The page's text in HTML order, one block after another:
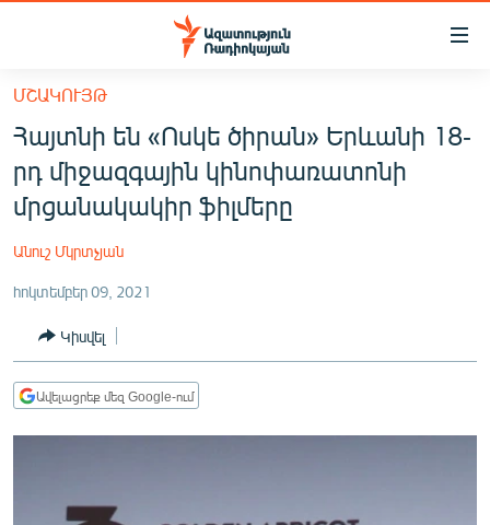
Մատչելիության
հիմնական
բովանդակությանը
հիմնական
մենյուին
ՀԱՅԱՍՏԱՆ
ՔԱՂԱՔԱԿԱՆ
ՏՆՏԵՍՈՒԹՅՈՒՆ
ՂԱՐԱԲԱՂ
ՄԻՋԱԶԳԱՅԻՆ
ՄՇԱԿՈՒՅԹ
Հայտնի են «Ոսկե ծիրան» Երևանի 18-
րդ միջազգային կինոփառատոնի
մրցանակակիր ֆիլմերը
Անուշ Մկրտչյան
հոկտեմբեր 09, 2021
Կիսվել
Ավելացրեք մեզ Google-ում